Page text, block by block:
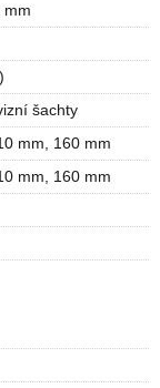
mm
šachty
mm
160 mm
mm
160 mm